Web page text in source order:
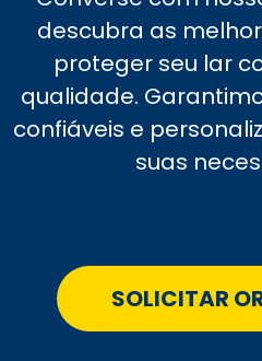
descubra as
proteger seu lar
qualidade.
confiáveis e
suas
SOLICITAR